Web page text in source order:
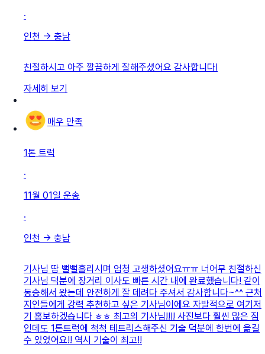
·
인천 → 충남
친절하시고 아주 깔끔하게 잘해주셨어요 감사합니다!
자세히 보기
매우 만족
1톤 트럭
·
11월 01일 운송
·
인천 → 충남
기사님 땀 뻘뻘흘리시며 엄청 고생하셨어요ㅠㅠ 너어무 친절하신
기사님 덕분에 장거리 이사도 빠른 시간 내에 완료했습니다! 같이
동승해서 왔는데 안전하게 잘 데려다 주셔서 감사합니다~^^ 근처
지인들에게 강력 추천하고 싶은 기사님이에요 자발적으로 여기저
기 홍보하겠습니다 ㅎㅎ 최고의 기사님!!!! 사진보다 훨씬 많은 짐
인데도 1톤트럭에 척척 테트리스해주신 기술 덕분에 한번에 옮길
수 있었어요!! 역시 기술이 최고!!